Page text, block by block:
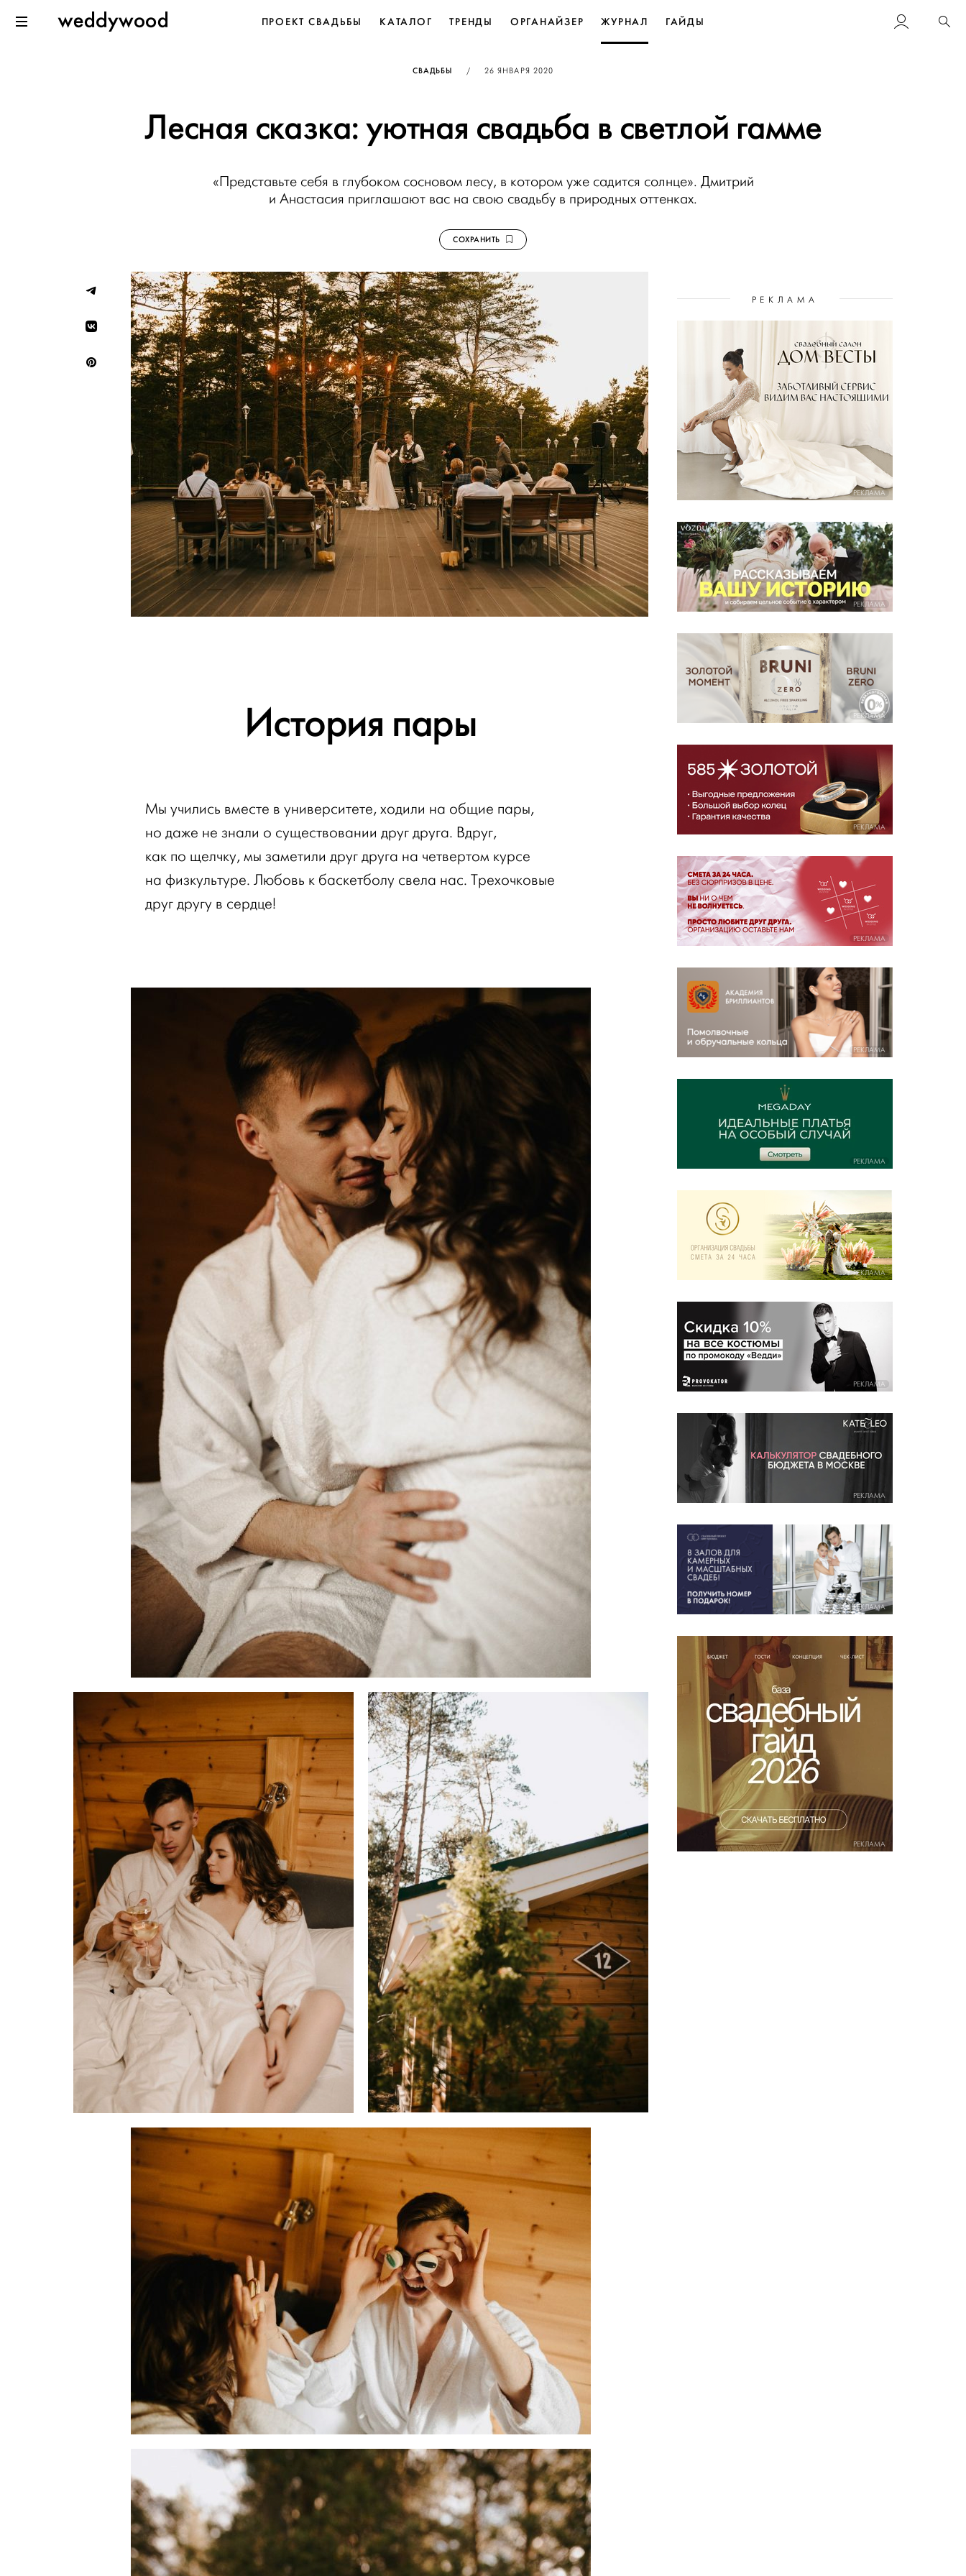
к содержанию
WeddywoodПРОЕКТ СВАДЬБЫ КАТАЛОГ ТРЕНДЫ ОРГАНАЙЗЕР ЖУРНАЛ ГАЙДЫ
СВАДЬБЫ / ОПУБЛИКОВАНО
26 ЯНВАРЯ 2020
Лесная сказка: уютная свадьба в светлой гамме
«Представьте себя в глубоком сосновом лесу, в котором уже садится солнце». Дмитрий
и Анастасия приглашают вас на свою свадьбу в природных оттенках.
СОХРАНИТЬ
История пары
Мы учились вместе в университете, ходили на общие пары,
но даже не знали о существовании друг друга. Вдруг,
как по щелчку, мы заметили друг друга на четвертом курсе
на физкультуре. Любовь к баскетболу свела нас. Трехочковые
друг другу в сердце!
РЕКЛАМА
РЕКЛАМА
РЕКЛАМА
РЕКЛАМА
РЕКЛАМА
РЕКЛАМА
РЕКЛАМА
РЕКЛАМА
РЕКЛАМА
РЕКЛАМА
РЕКЛАМА
РЕКЛАМА
РЕКЛАМА